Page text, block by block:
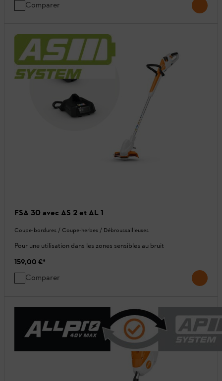
Comparer
FSA 30 avec AS 2 et AL 1
Coupe-bordures / Coupe-herbes / Débroussailleuses
Pour une utilisation dans les zones sensibles au bruit
159,00 €*
Comparer